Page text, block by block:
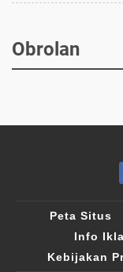
Obrolan
Peta Situs
Info
Kebijakan